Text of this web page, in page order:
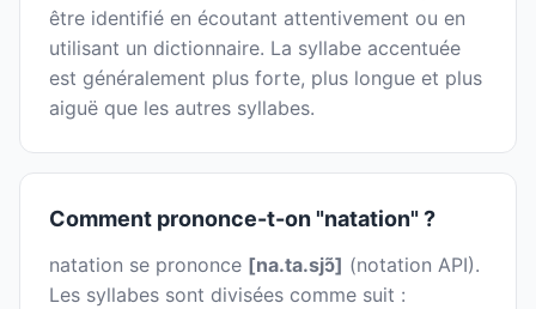
être identifié en écoutant attentivement ou en
utilisant un dictionnaire. La syllabe accentuée
est généralement plus forte, plus longue et plus
aiguë que les autres syllabes.
Comment prononce-t-on "natation" ?
natation se prononce [na.ta.sjɔ̃] (notation API).
Les syllabes sont divisées comme suit :